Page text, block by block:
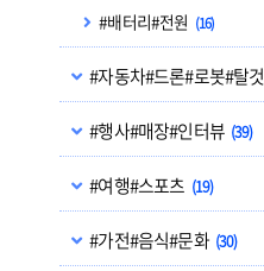
#배터리#전원 (16)
#자동차#드론#로봇#탈것
#행사#매장#인터뷰 (39)
#여행#스포츠 (19)
#가전#음식#문화 (30)